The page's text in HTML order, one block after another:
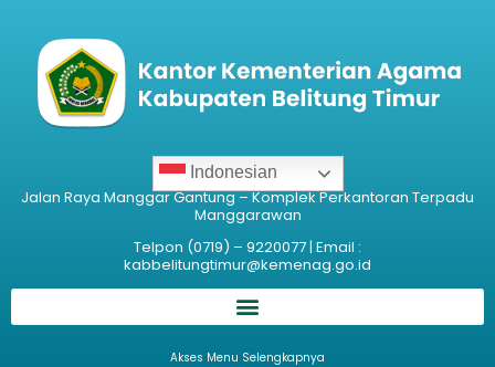
Jalan Raya Manggar Gantung – Komplek Perkantoran Terpadu
Manggarawan
Telpon (0719) – 9220077 | Email :
kabbelitungtimur@kemenag.go.id
Indonesian
Akses Menu Selengkapnya